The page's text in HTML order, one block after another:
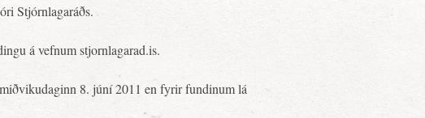
Stjórnlagaráðs.
á vefnum stjornlagarad.is.
8. júní 2011 en fyrir fundinum lá